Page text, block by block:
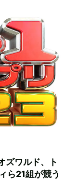
ズワルド、ト
ら21組が競う